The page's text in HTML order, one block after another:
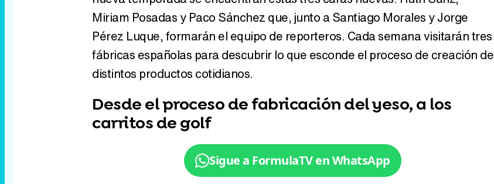
Tráiler en catalán de 'Ravalear', la nueva serie de HBO Max sobre los fondos buitre
Miriam Posadas y Paco Sánchez que, junto a Santiago Morales y Jorge
Pérez Luque, formarán el equipo de reporteros. Cada semana visitarán tres
fábricas españolas para descubrir lo que esconde el proceso de creación de
distintos productos cotidianos.
Desde el proceso de fabricación del yeso, a los
carritos de golf
Sigue a FormulaTV en WhatsApp